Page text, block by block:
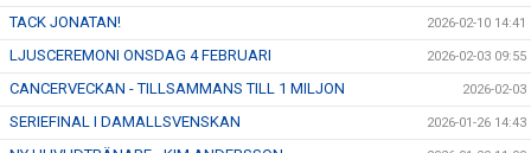
TACK JONATAN! 2026-02-10 14:41
LJUSCEREMONI ONSDAG 4 FEBRUARI 2026-02-03 09:55
CANCERVECKAN - TILLSAMMANS TILL 1 MILJON 2026-02-03
SERIEFINAL I DAMALLSVENSKAN 2026-01-26 14:43